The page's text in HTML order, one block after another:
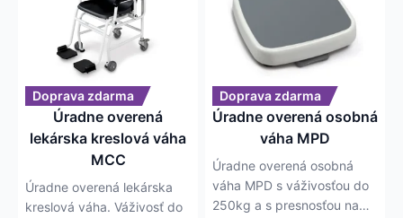
Doprava zdarma
Úradne overená
lekárska kreslová váha
MCC
Úradne overená lekárska
kreslová váha. Váživosť do
Doprava zdarma
Úradne overená osobná
váha MPD
Úradne overená osobná
váha MPD s váživosťou do
250kg a s presnosťou na